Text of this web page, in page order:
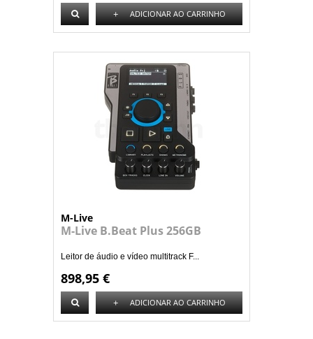
+ ADICIONAR AO CARRINHO
M-Live
M-Live B.Beat Plus 256GB
Leitor de áudio e vídeo multitrack F...
898,95 €
+ ADICIONAR AO CARRINHO